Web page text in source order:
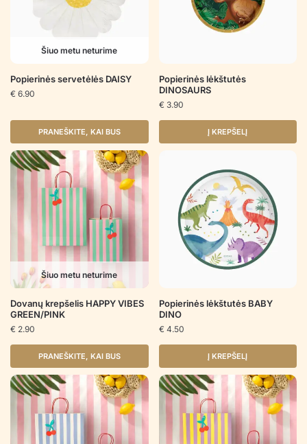
Šiuo metu neturime
Popierinės servetėlės DAISY
€ 6.90
PRANEŠKITE, KAI BUS
Popierinės lėkštutės
DINOSAURS
€ 3.90
Į KREPŠELĮ
Šiuo metu neturime
Dovanų krepšelis HAPPY VIBES
GREEN/PINK
€ 2.90
PRANEŠKITE, KAI BUS
Popierinės lėkštutės BABY
DINO
€ 4.50
Į KREPŠELĮ